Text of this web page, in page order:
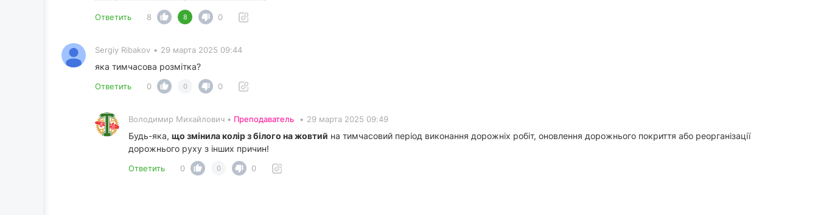
Ответить 8 8 0
Sergiy Ribakov • 29 марта 2025 09:44
яка тимчасова розмітка?
Ответить 0 0 0
Володимир Михайлович • Преподаватель • 29 марта 2025 09:49
Будь-яка, що змінила колір з білого на жовтий на тимчасовий період виконання дорожніх робіт, оновлення дорожнього покриття або реорганізації
дорожнього руху з інших причин!
Ответить 0 0 0